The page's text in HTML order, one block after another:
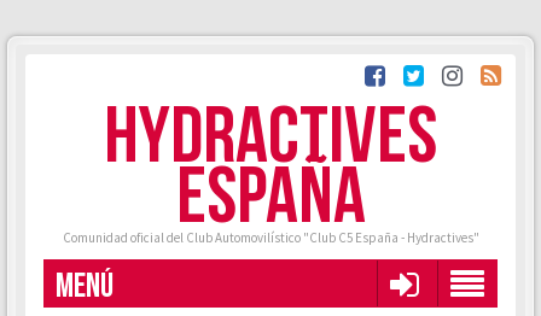
HYDRACTIVES
ESPAÑA
Comunidad oficial del Club Automovilístico "Club C5 España - Hydractives"
MENÚ